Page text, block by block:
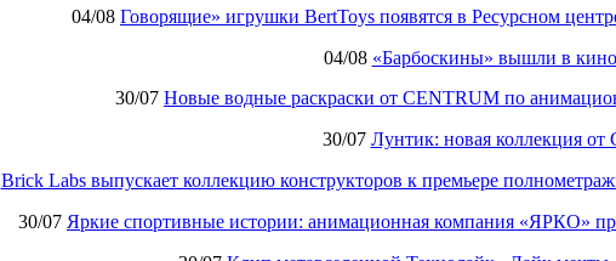
04/08 Говорящие» игрушки BertToys появятся в Ресурсном
04/08 «Барбоскины» вышли в
30/07 Новые водные раскраски от CENTRUM по
30/07 Лунтик: новая коллекция
Brick Labs выпускает коллекцию конструкторов к премьере
30/07 Яркие спортивные истории: анимационная компания «ЯРКО»